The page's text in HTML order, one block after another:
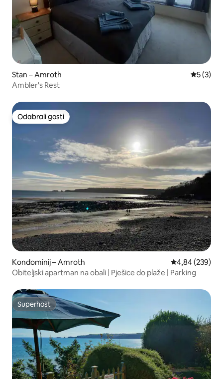
Stan – Amroth
5 (3)
Ambler's Rest
Odabrali gosti
Odabrali gosti
Kondominij – Amroth Prosječna
4,84 (239)
Obiteljski apartman na obali | Pješice do plaže | Parking
Superhost
Superhost